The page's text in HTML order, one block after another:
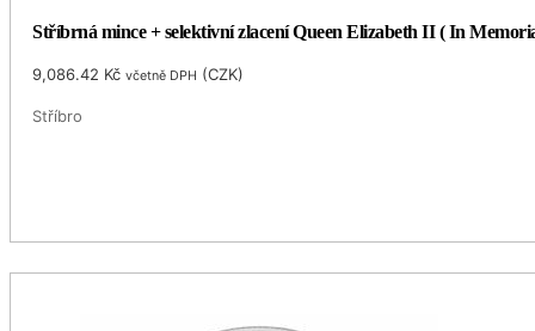
Stříbrná mince + selektivní zlacení Queen Elizabeth II ( In
9,086.42 Kč včetně DPH (CZK)
Stříbro